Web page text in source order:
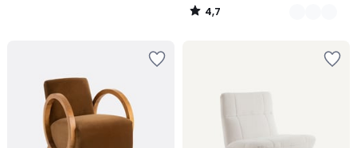
4,7
/